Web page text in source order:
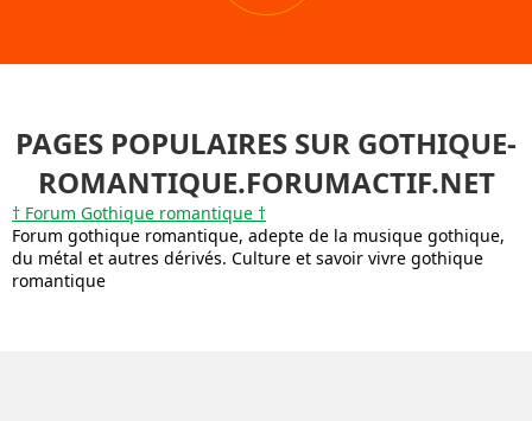
PAGES POPULAIRES SUR GOTHIQUE-
ROMANTIQUE.FORUMACTIF.NET
† Forum Gothique romantique †
Forum gothique romantique, adepte de la musique gothique,
du métal et autres dérivés. Culture et savoir vivre gothique
romantique